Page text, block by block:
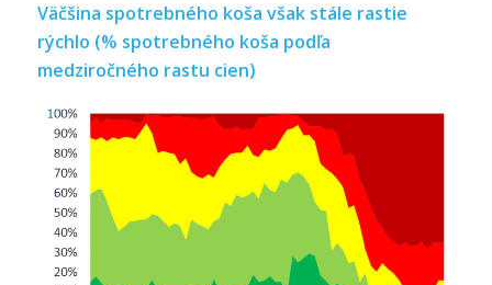
Väčšina spotrebného koša však stále rastie
rýchlo (% spotrebného koša podľa
medziročného rastu cien)